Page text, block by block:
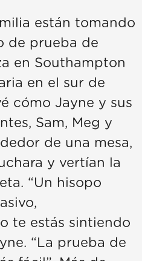
están tomando
de prueba de
en Southampton
en el sur de
cómo Jayne y sus
Sam, Meg y
de una mesa,
y vertían la
“Un hisopo
te estás sintiendo
“La prueba de